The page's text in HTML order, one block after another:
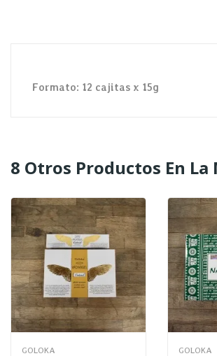
Formato: 12 cajitas x 15g
8 Otros Productos En
GOLOKA GOLOKA